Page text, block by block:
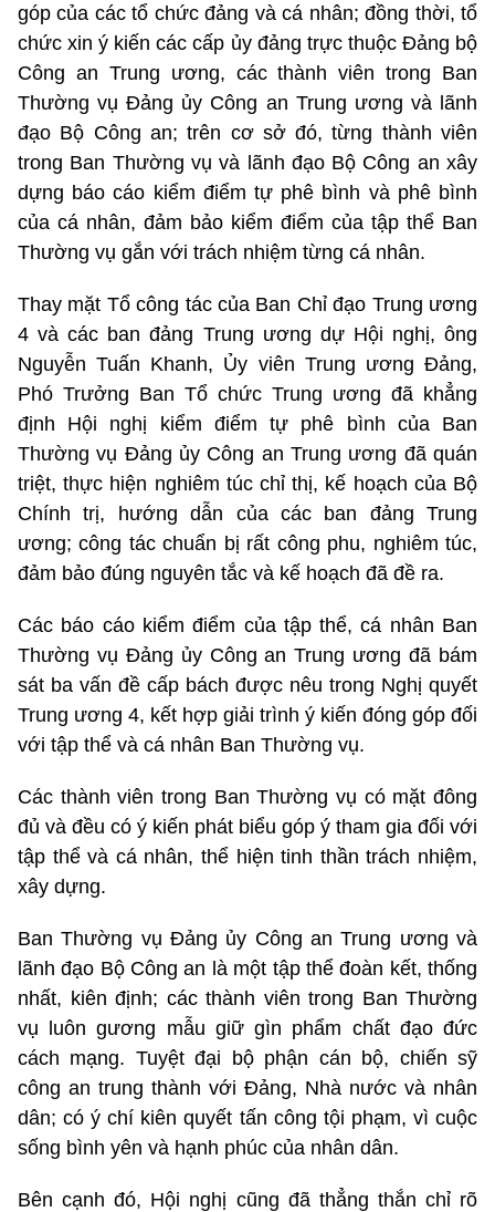
góp của các tổ chức đảng và cá nhân; đồng thời, tổ
chức xin ý kiến các cấp ủy đảng trực thuộc Đảng bộ
Công an Trung ương, các thành viên trong Ban
Thường vụ Đảng ủy Công an Trung ương và lãnh
đạo Bộ Công an; trên cơ sở đó, từng thành viên
trong Ban Thường vụ và lãnh đạo Bộ Công an xây
dựng báo cáo kiểm điểm tự phê bình và phê bình
của cá nhân, đảm bảo kiểm điểm của tập thể Ban
Thường vụ gắn với trách nhiệm từng cá nhân.
Thay mặt Tổ công tác của Ban Chỉ đạo Trung ương
4 và các ban đảng Trung ương dự Hội nghị, ông
Nguyễn Tuấn Khanh, Ủy viên Trung ương Đảng,
Phó Trưởng Ban Tổ chức Trung ương đã khẳng
định Hội nghị kiểm điểm tự phê bình của Ban
Thường vụ Đảng ủy Công an Trung ương đã quán
triệt, thực hiện nghiêm túc chỉ thị, kế hoạch của Bộ
Chính trị, hướng dẫn của các ban đảng Trung
ương; công tác chuẩn bị rất công phu, nghiêm túc,
đảm bảo đúng nguyên tắc và kế hoạch đã đề ra.
Các báo cáo kiểm điểm của tập thể, cá nhân Ban
Thường vụ Đảng ủy Công an Trung ương đã bám
sát ba vấn đề cấp bách được nêu trong Nghị quyết
Trung ương 4, kết hợp giải trình ý kiến đóng góp đối
với tập thể và cá nhân Ban Thường vụ.
Các thành viên trong Ban Thường vụ có mặt đông
đủ và đều có ý kiến phát biểu góp ý tham gia đối với
tập thể và cá nhân, thể hiện tinh thần trách nhiệm,
xây dựng.
Ban Thường vụ Đảng ủy Công an Trung ương và
lãnh đạo Bộ Công an là một tập thể đoàn kết, thống
nhất, kiên định; các thành viên trong Ban Thường
vụ luôn gương mẫu giữ gìn phẩm chất đạo đức
cách mạng. Tuyệt đại bộ phận cán bộ, chiến sỹ
công an trung thành với Đảng, Nhà nước và nhân
dân; có ý chí kiên quyết tấn công tội phạm, vì cuộc
sống bình yên và hạnh phúc của nhân dân.
Bên cạnh đó, Hội nghị cũng đã thẳng thắn chỉ rõ